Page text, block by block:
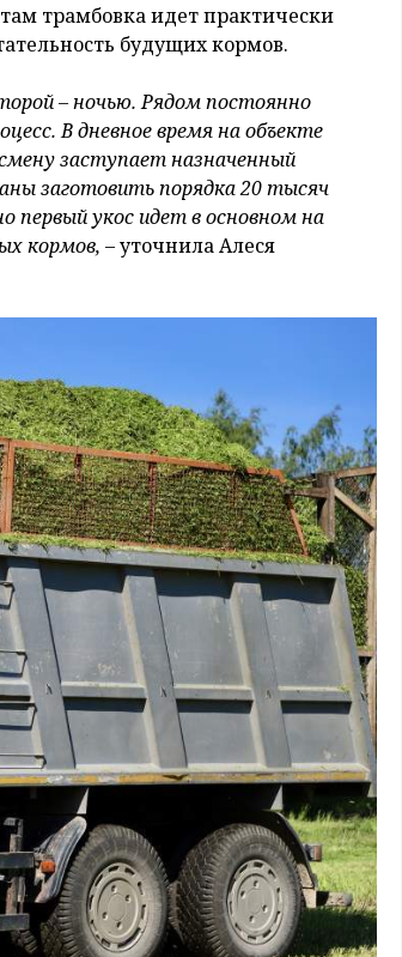
трамбовка идет практически
будущих кормов.
– ночью. Рядом постоянно
В дневное время на объекте
заступает назначенный
заготовить порядка 20 тысяч
первый укос идет в основном на
кормов, – уточнила Алеся